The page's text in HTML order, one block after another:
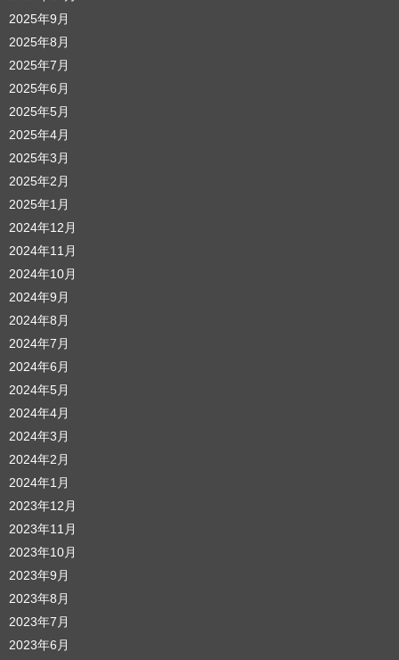
2025年9月
2025年8月
2025年7月
2025年6月
2025年5月
2025年4月
2025年3月
2025年2月
2025年1月
2024年12月
2024年11月
2024年10月
2024年9月
2024年8月
2024年7月
2024年6月
2024年5月
2024年4月
2024年3月
2024年2月
2024年1月
2023年12月
2023年11月
2023年10月
2023年9月
2023年8月
2023年7月
2023年6月